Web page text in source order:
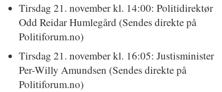
Tirsdag 21. november kl. 14:00: Politidirektør
Odd Reidar Humlegård (Sendes direkte på
Politiforum.no)
Tirsdag 21. november kl. 16:05: Justisminister
Per-Willy Amundsen (Sendes direkte på
Politiforum.no)